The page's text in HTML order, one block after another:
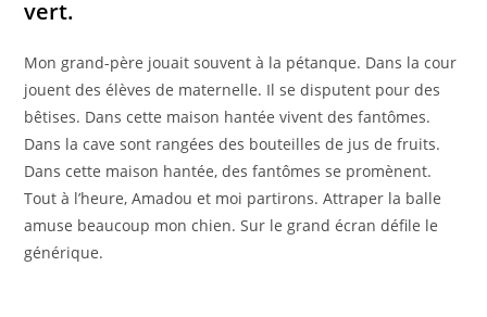
vert.
Mon grand-père jouait souvent à la pétanque. Dans la cour
jouent des élèves de maternelle. Il se disputent pour des
bêtises. Dans cette maison hantée vivent des fantômes.
Dans la cave sont rangées des bouteilles de jus de fruits.
Dans cette maison hantée, des fantômes se promènent.
Tout à l’heure, Amadou et moi partirons. Attraper la balle
amuse beaucoup mon chien. Sur le grand écran défile le
générique.